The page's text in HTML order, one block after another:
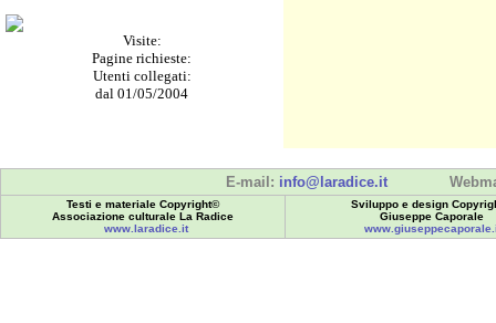
Visite:
Pagine richieste:
Utenti collegati:
dal 01/05/2004
E-mail: info@laradice.it
Testi e materiale Copyright©
Associazione culturale La Radice
www.laradice.it
Sviluppo e design
Giuseppe Caporale